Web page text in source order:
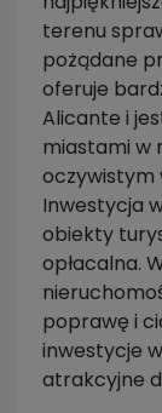
terenu
pożądane
oferuje
Alicante i
miastami w
oczywistym
Inwestycja
obiekty
opłacalna.
poprawę i
inwestycje
atrakcyjne